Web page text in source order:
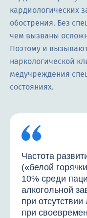
кардиологических
обострения. Без
чем вызваны
Поэтому и
наркологической
медучреждения
состояниях.
Частота
(«белой
10% среди
алкогольной
при
при